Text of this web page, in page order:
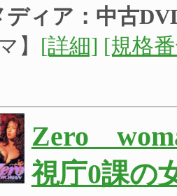
ディア：中古
】 [詳細] [規格
Zero
視庁0課の